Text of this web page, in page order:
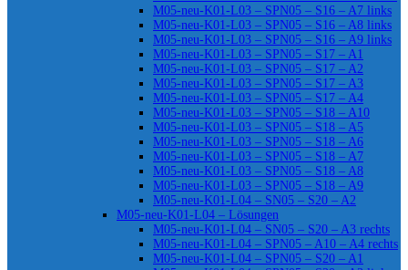
M05-neu-K01-L03 – SPN05 – S16 – A7 links
M05-neu-K01-L03 – SPN05 – S16 – A8 links
M05-neu-K01-L03 – SPN05 – S16 – A9 links
M05-neu-K01-L03 – SPN05 – S17 – A1
M05-neu-K01-L03 – SPN05 – S17 – A2
M05-neu-K01-L03 – SPN05 – S17 – A3
M05-neu-K01-L03 – SPN05 – S17 – A4
M05-neu-K01-L03 – SPN05 – S18 – A10
M05-neu-K01-L03 – SPN05 – S18 – A5
M05-neu-K01-L03 – SPN05 – S18 – A6
M05-neu-K01-L03 – SPN05 – S18 – A7
M05-neu-K01-L03 – SPN05 – S18 – A8
M05-neu-K01-L03 – SPN05 – S18 – A9
M05-neu-K01-L04 – SN05 – S20 – A2
M05-neu-K01-L04 – Lösungen
M05-neu-K01-L04 – SN05 – S20 – A3 rechts
M05-neu-K01-L04 – SPN05 – A10 – A4 rechts
M05-neu-K01-L04 – SPN05 – S20 – A1